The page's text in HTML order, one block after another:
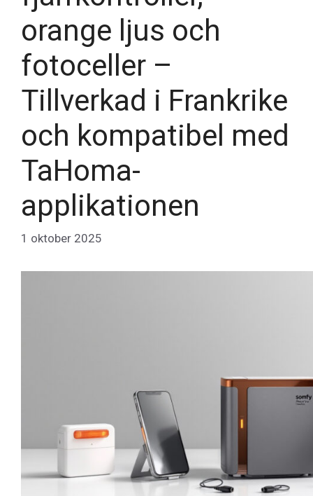
orange ljus och
fotoceller –
Tillverkad i Frankrike
och kompatibel med
TaHoma-
applikationen
1 oktober 2025